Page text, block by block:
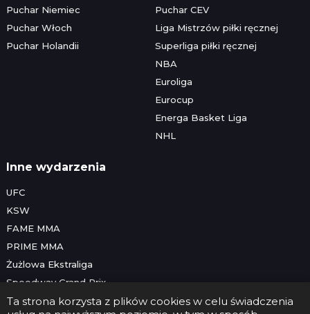
Ta strona korzysta z plików cookies w celu świadczenia
Puchar Niemiec
Puchar Włoch
Puchar Holandii
Puchar CEV
Liga Mistrzów piłki ręcznej
Superliga piłki ręcznej
NBA
Euroliga
Eurocup
Energa Basket Liga
NHL
Inne wydarzenia
UFC
KSW
FAME MMA
PRIME MMA
Żużlowa Ekstraliga
Speedway Grand Prix
Skoki narciarskie